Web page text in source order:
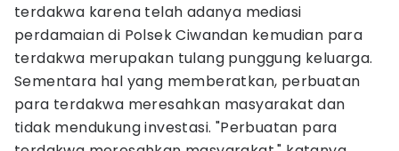
terdakwa karena telah adanya mediasi
perdamaian di Polsek Ciwandan kemudian para
terdakwa merupakan tulang punggung keluarga.
Sementara hal yang memberatkan, perbuatan
para terdakwa meresahkan masyarakat dan
tidak mendukung investasi. "Perbuatan para